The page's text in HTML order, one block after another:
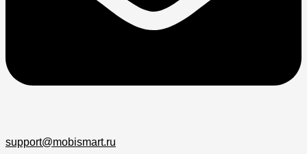
support@mobismart.ru